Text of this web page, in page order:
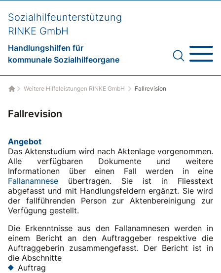
Sozialhilfeunterstützung
RINKE GmbH
Handlungshilfen für
kommunale Sozialhilfeorgane
Weitere Hilfeleistungen RINKE GmbH Fallrevision
Fallrevision
Angebot
Das Aktenstudium wird nach Aktenlage vorgenommen.
Alle verfügbaren Dokumente und weitere
Informationen über einen Fall werden in eine
Fallanamnese übertragen. Sie ist in Fliesstext
abgefasst und mit Handlungsfeldern ergänzt. Sie wird
der fallführenden Person zur Aktenbereinigung zur
Verfügung gestellt.
Die Erkenntnisse aus den Fallanamnesen werden in
einem Bericht an den Auftraggeber respektive die
Auftraggeberin zusammengefasst. Der Bericht ist in
die Abschnitte
Auftrag